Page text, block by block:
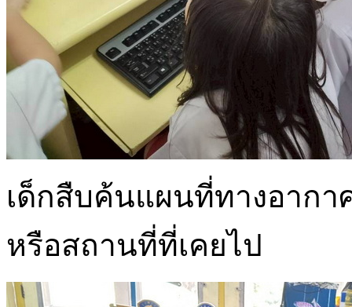
เด็กสืบค้นแผนที่ทางอากา
หรือสถานที่ที่เคยไป